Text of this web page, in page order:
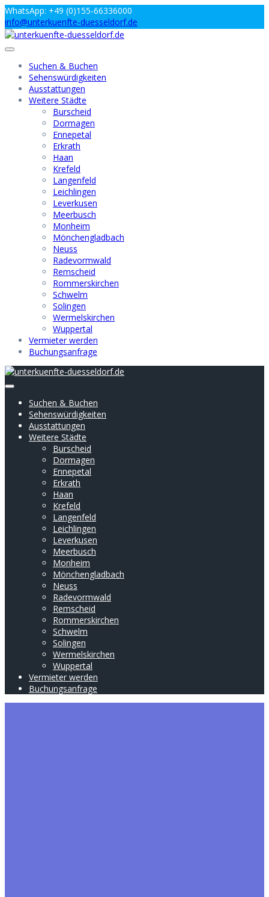
Zum
Inhalt
springen
WhatsApp: +49 (0)155-66336000
info@unterkuenfte-duesseldorf.de
Suchen & Buchen
Sehenswürdigkeiten
Ausstattungen
Weitere Städte
Burscheid
Dormagen
Ennepetal
Erkrath
Haan
Krefeld
Langenfeld
Leichlingen
Leverkusen
Meerbusch
Monheim
Mönchengladbach
Neuss
Radevormwald
Remscheid
Rommerskirchen
Schwelm
Solingen
Wermelskirchen
Wuppertal
Vermieter werden
Buchungsanfrage
Suchen & Buchen
Sehenswürdigkeiten
Ausstattungen
Weitere Städte
Burscheid
Dormagen
Ennepetal
Erkrath
Haan
Krefeld
Langenfeld
Leichlingen
Leverkusen
Meerbusch
Monheim
Mönchengladbach
Neuss
Radevormwald
Remscheid
Rommerskirchen
Schwelm
Solingen
Wermelskirchen
Wuppertal
Vermieter werden
Buchungsanfrage